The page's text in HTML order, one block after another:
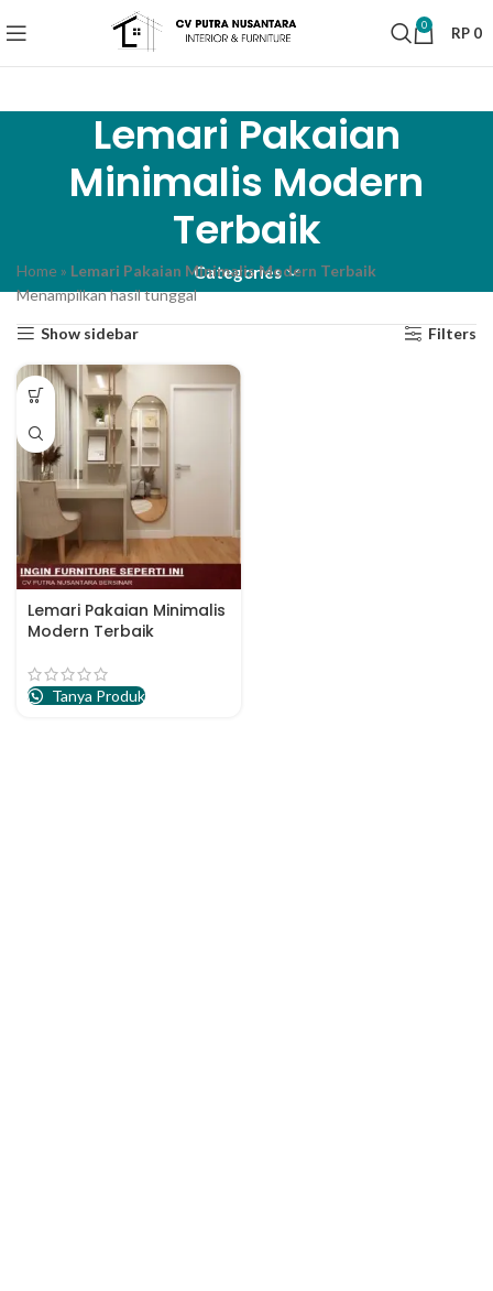
0 RP 0
Lemari Pakaian
Minimalis Modern
Terbaik
Categories
Home» Lemari Pakaian Minimalis Modern Terbaik
Menampilkan hasil tunggal
Show sidebar Filters
Lemari Pakaian Minimalis
Modern Terbaik
Tanya Produk